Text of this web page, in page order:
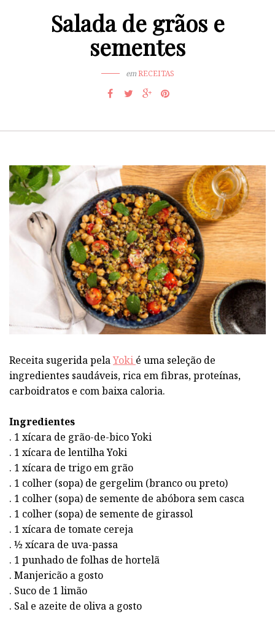
Salada de grãos e
sementes
emRECEITAS
Receita sugerida pelaYoki é uma seleção de
ingredientes saudáveis, rica em fibras, proteínas,
carboidratos e com baixa caloria.
Ingredientes
. 1 xícara de grão-de-bico Yoki
. 1 xícara de lentilha Yoki
. 1 xícara de trigo em grão
. 1 colher (sopa) de gergelim (branco ou preto)
. 1 colher (sopa) de semente de abóbora sem casca
. 1 colher (sopa) de semente de girassol
. 1 xícara de tomate cereja
. ½ xícara de uva-passa
. 1 punhado de folhas de hortelã
. Manjericão a gosto
. Suco de 1 limão
. Sal e azeite de oliva a gosto